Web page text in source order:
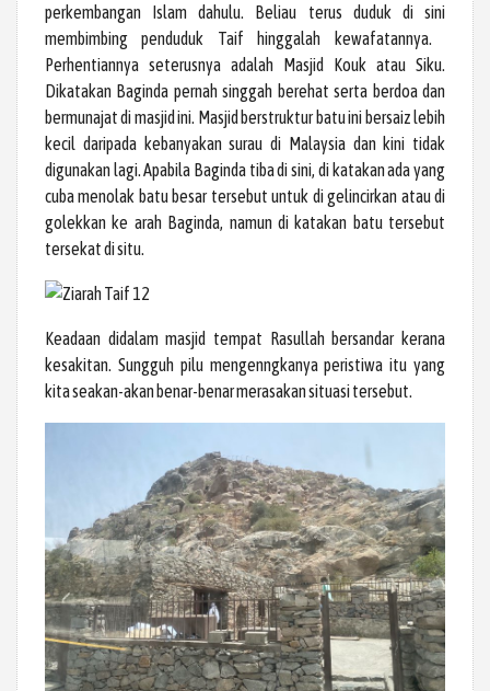
perkembangan Islam dahulu. Beliau terus duduk di sini
membimbing penduduk Taif hinggalah kewafatannya.
Perhentiannya seterusnya adalah Masjid Kouk atau Siku.
Dikatakan Baginda pernah singgah berehat serta berdoa dan
bermunajat di masjid ini. Masjid berstruktur batu ini bersaiz lebih
kecil daripada kebanyakan surau di Malaysia dan kini tidak
digunakan lagi. Apabila Baginda tiba di sini, di katakan ada yang
cuba menolak batu besar tersebut untuk di gelincirkan atau di
golekkan ke arah Baginda, namun di katakan batu tersebut
tersekat di situ.
Keadaan didalam masjid tempat Rasullah bersandar kerana
kesakitan. Sungguh pilu mengenngkanya peristiwa itu yang
kita seakan-akan benar-benar merasakan situasi tersebut.